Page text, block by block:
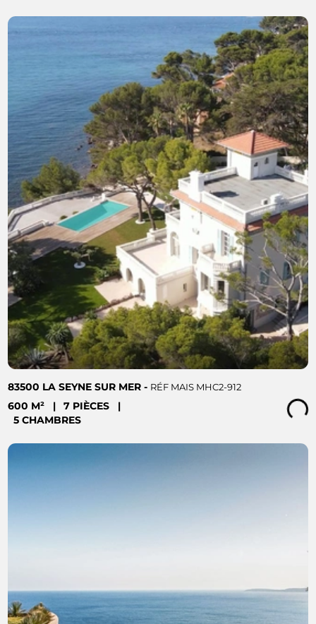
83500 LA SEYNE SUR MER - RÉF MAIS MHC2-912
600 M² | 7 PIÈCES
|
5 CHAMBRES
Loading...